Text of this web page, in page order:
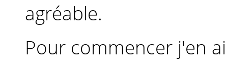
agréable.
Pour commencer j'en